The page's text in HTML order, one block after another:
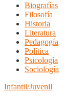
Biografías
Filosofía
Historia
Literatura
Pedagogía
Política
Psicología
Sociología
Infantil/Juvenil